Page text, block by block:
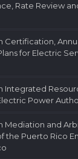
Rate Review
Certification,
for Electric
Integrated
Power
Mediation and
the Puerto Rico